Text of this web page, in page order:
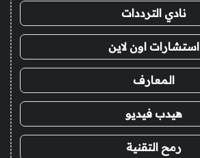
نادي الترددات
استشارات اون لاين
المعارف
هيدب فيديو
رمح التقنية